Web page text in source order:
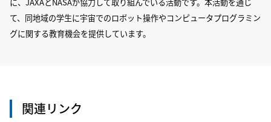
て、同地域の学生に宇宙でのロボット操作やコンピュータプログラミン
グに関する教育機会を提供しています。
関連リンク